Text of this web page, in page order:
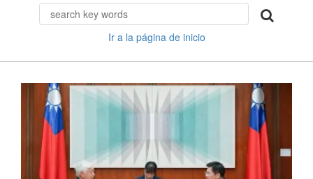
Ir a la página de inicio